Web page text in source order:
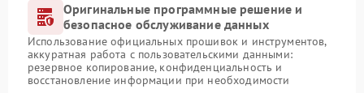
Оригинальные программные решение и
безопасное обслуживание данных
Использование официальных прошивок и инструментов,
аккуратная работа с пользовательскими данными:
резервное копирование, конфиденциальность и
восстановление информации при необходимости